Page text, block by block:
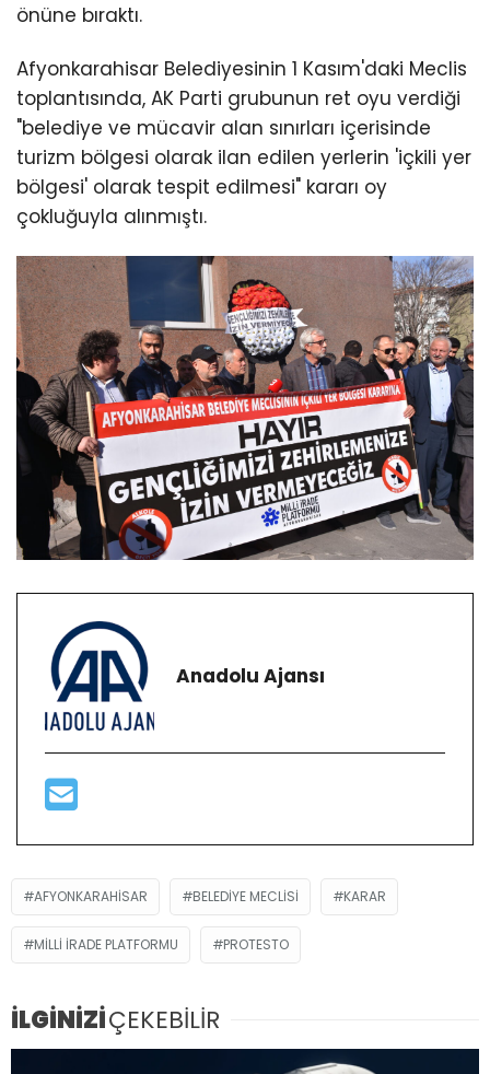
önüne bıraktı.
Afyonkarahisar Belediyesinin 1 Kasım'daki Meclis
toplantısında, AK Parti grubunun ret oyu verdiği
"belediye ve mücavir alan sınırları içerisinde
turizm bölgesi olarak ilan edilen yerlerin 'içkili yer
bölgesi' olarak tespit edilmesi" kararı oy
çokluğuyla alınmıştı.
Anadolu Ajansı
AFYONKARAHISAR BELEDIYE MECLISI KARAR
MILLI İRADE PLATFORMU PROTESTO
İLGİNİZİÇEKEBİLİR